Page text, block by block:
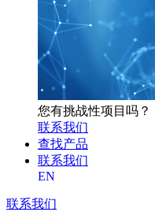
您有挑战性项目吗？
联系我们
查找产品
联系我们
EN
联系我们